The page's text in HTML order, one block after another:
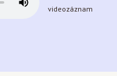
videozáznam